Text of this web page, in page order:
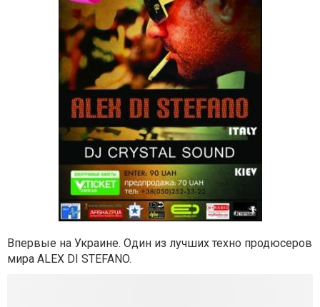
Впервые на Украине. Один из лучших техно продюсеров
мира ALEX DI STEFANO.